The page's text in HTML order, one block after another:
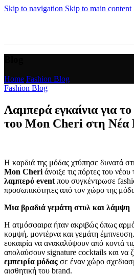
Skip to navigation Skip to main content
Home Fashion Blog
Fashion Blog
Λαμπερά εγκαίνια για
του Mon Cheri στη Νέα
Η καρδιά της μόδας χτύπησε δυνατά
Mon Cheri άνοιξε τις πόρτες του
λαμπερό event που συγκέντρωσε
προσωπικότητες από τον χώρο της
Μια βραδιά γεμάτη στυλ και λάμψη
Η ατμόσφαιρα ήταν ακριβώς όπως
κομψή, μοντέρνα και γεμάτη
ευκαιρία να ανακαλύψουν από κοντά
απολαύσουν signature cocktails και να
εμπειρία μόδας σε έναν χώρο
αισθητική του brand.